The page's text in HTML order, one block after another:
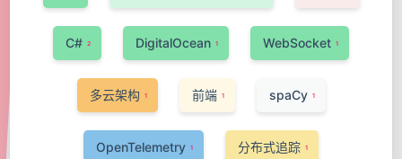
C# 2 DigitalOcean 1 WebSocket 1
多云架构 1 前端 1 spaCy 1
OpenTelemetry 1 分布式追踪 1